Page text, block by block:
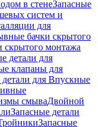
в стенеЗапасные
систем и
для
бачки скрытого
монтажа
детали для
клапаны для
детали для Впускные
смываДвойной
Запасные детали
Запасные